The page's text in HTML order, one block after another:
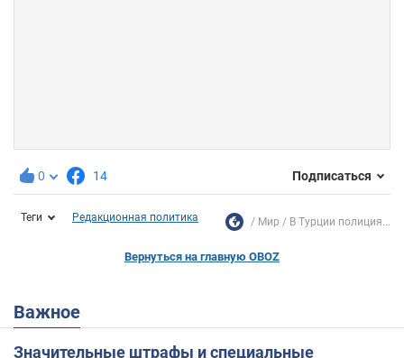
0 14 Подписаться
Теги Редакционная политика Мир В Турции полиция...
Вернуться на главную OBOZ
Важное
Значительные штрафы и специальные